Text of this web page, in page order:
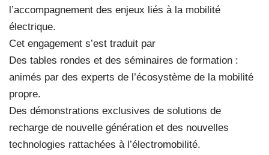
l’accompagnement des enjeux liés à la mobilité
électrique.
Cet engagement s’est traduit par
Des tables rondes et des séminaires de formation :
animés par des experts de l’écosystème de la mobilité
propre.
Des démonstrations exclusives de solutions de
recharge de nouvelle génération et des nouvelles
technologies rattachées à l’électromobilité.